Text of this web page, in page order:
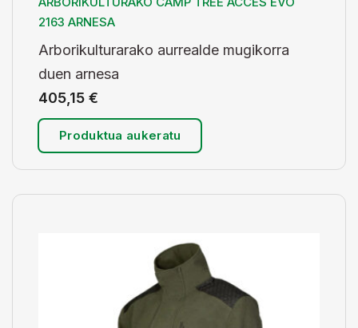
2163 ARNESA
Arborikulturarako aurrealde mugikorra
duen arnesa
405,15 €
Produktua aukeratu